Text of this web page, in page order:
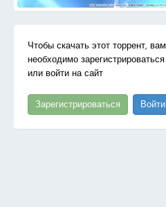
Чтобы скачать этот торрент, вам
необходимо зарегистрироваться
или войти на сайт
Зарегистрироваться Войти